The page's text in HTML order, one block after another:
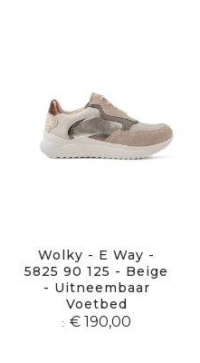
Wolky - E Way -
5825 90 125 - Beige
- Uitneembaar
Voetbed
€ 190,00